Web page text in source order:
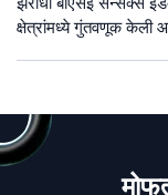
क्षेत्रांमध्ये गुंतवणूक केली